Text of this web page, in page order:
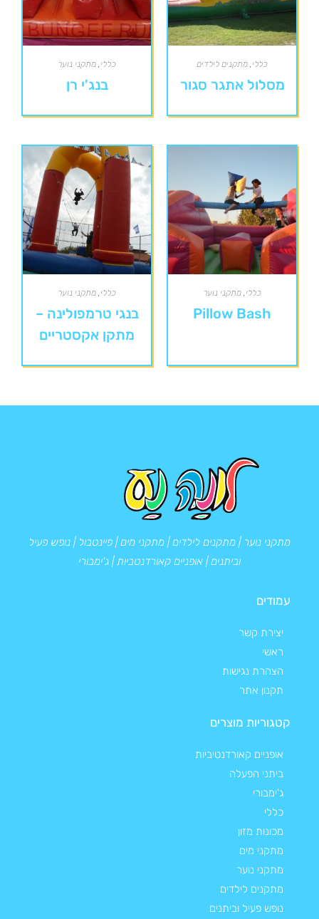
כללי, מתקנים לילדים
מסלול אתגר סגור
כללי, מתקני נוער
בנג'י רן
כללי, מתקני נוער
Pillow Bash
כללי, מתקני נוער
בנגי טרמפולינה –
מתקן אקסטריים
מתקני נוער | מתקנים לילדים | מתקני מים | פיינטבול | נופש פעיל
וביתנים | אופניים קאורדנטביות | ג'ימבורי
עמודים
יצירת קשר
ראשי
הצהרת נגישות
תקנון אתר
קטגוריות מוצרים
אופניים קאורדנטיביות
ביתני הפעלה
ג'ימבורי
כללי
מכונות מזון
מתקני מים
מתקני נוער
מתקנים לילדים
נופש פעיל וביתנים